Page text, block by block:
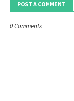
POST A COMMENT
0 Comments